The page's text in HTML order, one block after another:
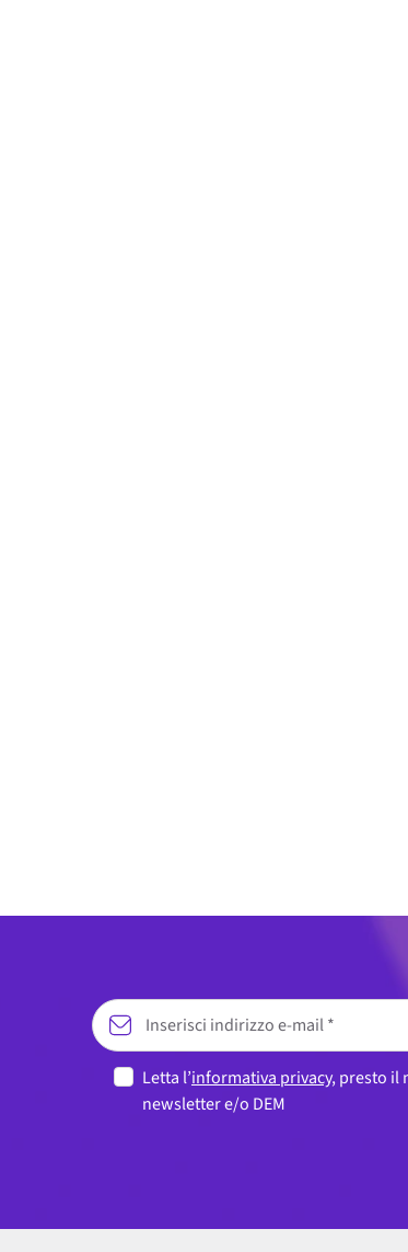
Letta l’informativa privacy, presto il
newsletter e/o DEM